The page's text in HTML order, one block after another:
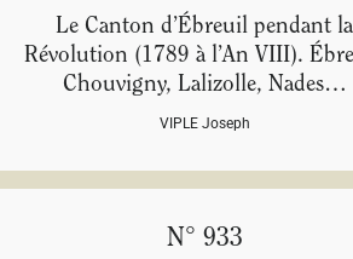
Le Canton d’Ébreuil pendant la
Révolution (1789 à l’An VIII).
Chouvigny, Lalizolle, Nades…
VIPLE Joseph
N° 933